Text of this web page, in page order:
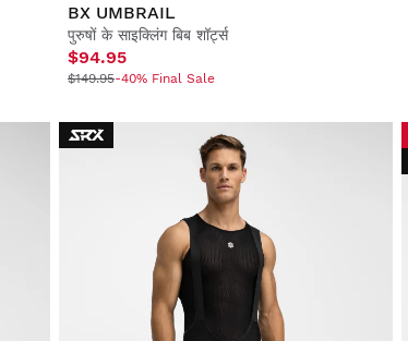
BX UMBRAIL
पुरुषों के साइक्लिंग बिब शॉर्ट्स
$94.95
$149.95-40% Final Sale